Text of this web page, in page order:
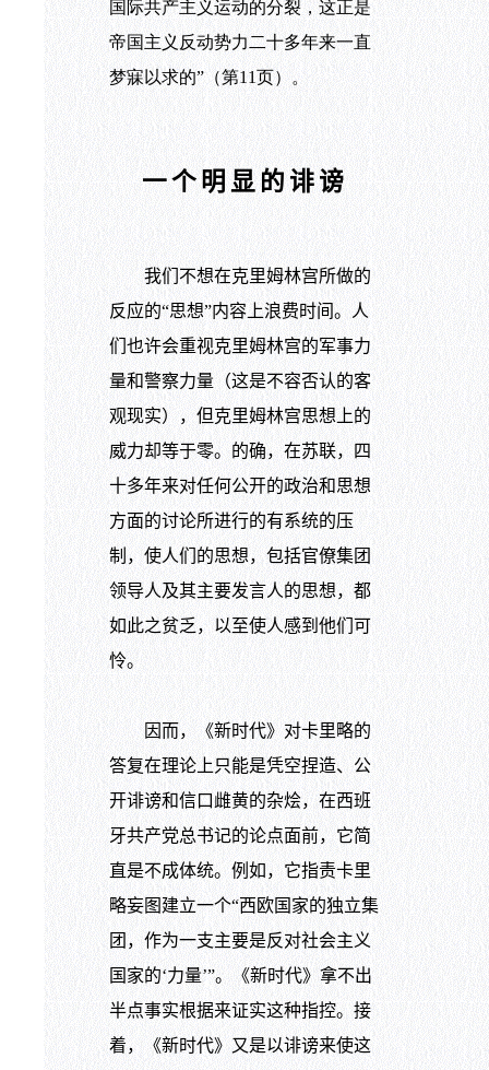
国际共产主义运动的分裂，这正是
帝国主义反动势力二十多年来一直
梦寐以求的”（第11页）。
一个明显的诽谤
我们不想在克里姆林宫所做的
反应的“思想”内容上浪费时间。人
们也许会重视克里姆林宫的军事力
量和警察力量（这是不容否认的客
观现实），但克里姆林宫思想上的
威力却等于零。的确，在苏联，四
十多年来对任何公开的政治和思想
方面的讨论所进行的有系统的压
制，使人们的思想，包括官僚集团
领导人及其主要发言人的思想，都
如此之贫乏，以至使人感到他们可
怜。
因而，《新时代》对卡里略的
答复在理论上只能是凭空捏造、公
开诽谤和信口雌黄的杂烩，在西班
牙共产党总书记的论点面前，它简
直是不成体统。例如，它指责卡里
略妄图建立一个“西欧国家的独立集
团，作为一支主要是反对社会主义
国家的‘力量’”。《新时代》拿不出
半点事实根据来证实这种指控。接
着，《新时代》又是以诽谤来使这